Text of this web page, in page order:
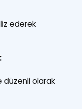
ederek
düzenli olarak